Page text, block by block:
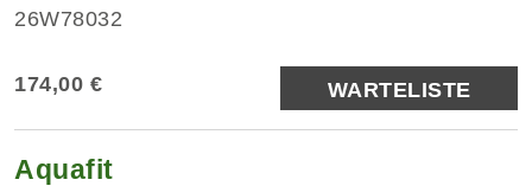
26W78032
174,00 € WARTELISTE
Aquafit